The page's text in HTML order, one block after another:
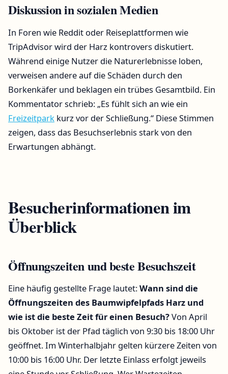
Diskussion in sozialen Medien
In Foren wie Reddit oder Reiseplattformen wie
TripAdvisor wird der Harz kontrovers diskutiert.
Während einige Nutzer die Naturerlebnisse loben,
verweisen andere auf die Schäden durch den
Borkenkäfer und beklagen ein trübes Gesamtbild. Ein
Kommentator schrieb: „Es fühlt sich an wie ein
Freizeitpark kurz vor der Schließung.“ Diese Stimmen
zeigen, dass das Besuchserlebnis stark von den
Erwartungen abhängt.
Besucherinformationen im
Überblick
Öffnungszeiten und beste Besuchszeit
Eine häufig gestellte Frage lautet:Wann sind die
Öffnungszeiten des Baumwipfelpfads Harz und
wie ist die beste Zeit für einen Besuch?Von April
bis Oktober ist der Pfad täglich von 9:30 bis 18:00 Uhr
geöffnet. Im Winterhalbjahr gelten kürzere Zeiten von
10:00 bis 16:00 Uhr. Der letzte Einlass erfolgt jeweils